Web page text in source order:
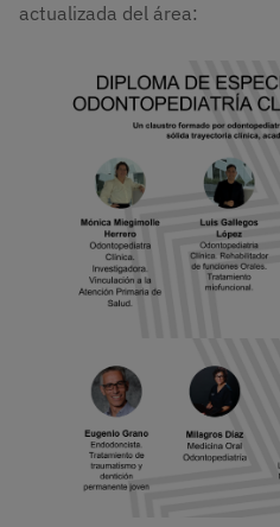
actualizada del área: